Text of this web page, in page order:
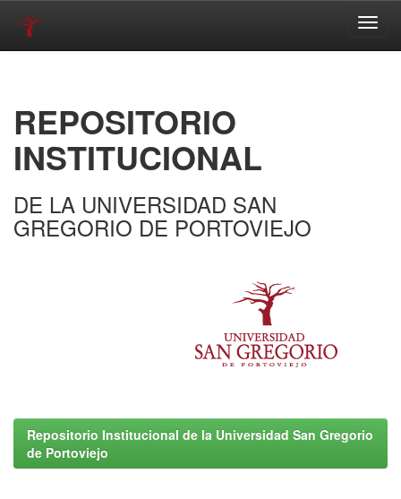
REPOSITORIO
INSTITUCIONAL
DE LA UNIVERSIDAD SAN
GREGORIO DE PORTOVIEJO
Repositorio Institucional de la Universidad San Gregorio
de Portoviejo